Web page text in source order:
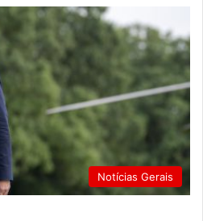
Notícias Gerais